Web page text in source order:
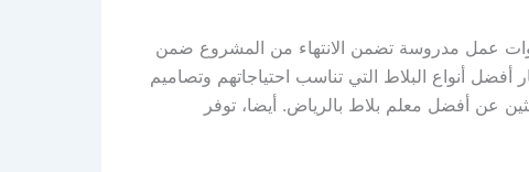
عمل مدروسة تضمن الانتهاء من المشروع ضمن
أنواع البلاط التي تناسب احتياجاتهم وتصاميم
عن أفضل معلم بلاط بالرياض. أيضا، توفر